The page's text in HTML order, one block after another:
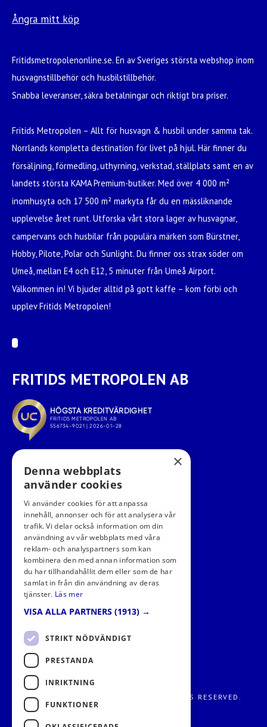
Ångra mitt köp
Fritidsmetropolenonline.se. En av Sveriges största webshop inom
husvagnstillbehör och husbilstillbehör.
Snabba leveranser, säkra betalningar och riktigt bra priser.
Fritids Metropolen – Allt för husvagn & husbil under samma tak.
Norrlands kompletta destination för livet på hjul. Här finner du
försäljning, förmedling, uthyrning, verkstad, ställplats samt en av
landets största KAMA Premium-butiker. Med över 4 000 m²
inomhusyta och 17 500 m² markyta får du en mässliknande
upplevelse året runt. Utforska vårt stora lager av husvagnar,
campervans och husbilar från populära märken som Bürstner,
Hobby, Pilote, Polar och Sunlight. Du finner oss strax söder om
Umeå, mellan E4 och E12, 5 minuter från Umeå Airport.
Välkommen in! Vi bjuder alltid på gott kaffe – kom förbi och
upplev Fritids Metropolen!
FRITIDS METROPOLEN AB
FÖLJ OSS I SOCIALA MEDIER
FRITIDS METROPOLEN AB 2026. ALL RIGHTS RESERVED.
×
Denna webbplats
använder cookies
Vi använder cookies för att anpassa
innehåll, annonser och för att analysera vår
trafik. Vi delar också information om din
användning av vår webbplats med våra
reklam- och analyspartners som kan
kombinera den med annan information som
du har tillhandahållit dem eller som de har
samlat in från din användning av deras
tjänster. Läs mer
VISA ALLA PARTNERS (1913) →
STRIKT NÖDVÄNDIGT
PRESTANDA
INRIKTNING
FUNKTIONER